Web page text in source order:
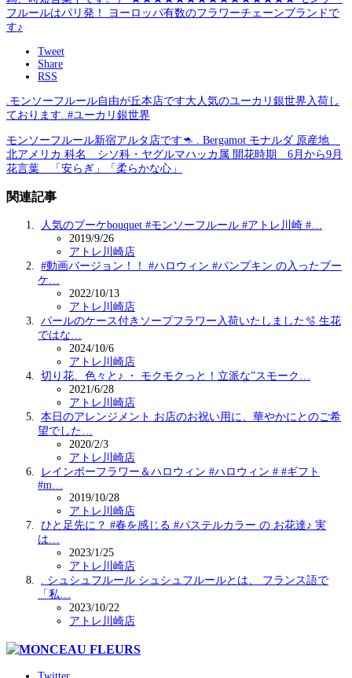
Tweet
Share
RSS
.モンソーフルール自由が丘本店です大人気のユーカリ銀世界入荷し
ております..#ユーカリ銀世界
モンソーフルール新宿アルタ店です🦘 . Bergamot モナルダ 原産地
北アメリカ 科名 シソ科・ヤグルマハッカ属 開花時期 6月から9月
花言葉 「安らぎ」「柔らかな心」
関連記事
人気のブーケbouquet #モンソーフルール #アトレ川崎 #…
2019/9/26
アトレ川崎店
#動画バージョン！！ #ハロウィン #パンプキン の入ったブー
ケ…
2022/10/13
アトレ川崎店
パールのケース付きソープフラワー入荷いたしました🫧 生花
ではな…
2024/10/6
アトレ川崎店
切り花、色々と♪ ・ モクモクっと！立派な”スモーク…
2021/6/28
アトレ川崎店
本日のアレンジメント お店のお祝い用に、華やかにとのご希
望でした…
2020/2/3
アトレ川崎店
レインボーフラワー＆ハロウィン #ハロウィン # #ギフト
#m…
2019/10/28
アトレ川崎店
ひと足先に？ #春を感じる #パステルカラー の お花達♪ 実
は…
2023/1/25
アトレ川崎店
. シュシュフルール シュシュフルールとは、 フランス語で
「私…
2023/10/22
アトレ川崎店